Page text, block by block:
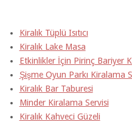
Kiralık Tüplü Isıtıcı
Kiralık Lake Masa
Etkinlikler İçin Pirinç Bariyer
Şişme Oyun Parkı Kiralama
Kiralık Bar Taburesi
Minder Kiralama Servisi
Kiralık Kahveci Güzeli